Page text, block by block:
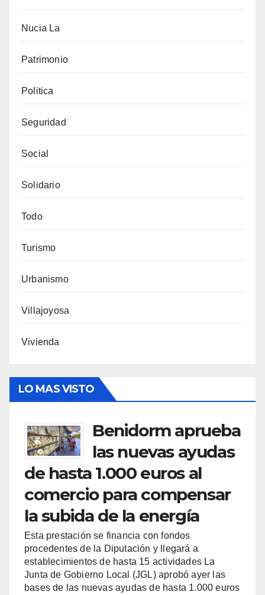
Nucia La
Patrimonio
Politica
Seguridad
Social
Solidario
Todo
Turismo
Urbanismo
Villajoyosa
Vivienda
LO MAS VISTO
Benidorm aprueba
las nuevas ayudas
de hasta 1.000 euros al
comercio para compensar
la subida de la energía
Esta prestación se financia con fondos
procedentes de la Diputación y llegará a
establecimientos de hasta 15 actividades La
Junta de Gobierno Local (JGL) aprobó ayer las
bases de las nuevas ayudas de hasta 1.000 euros